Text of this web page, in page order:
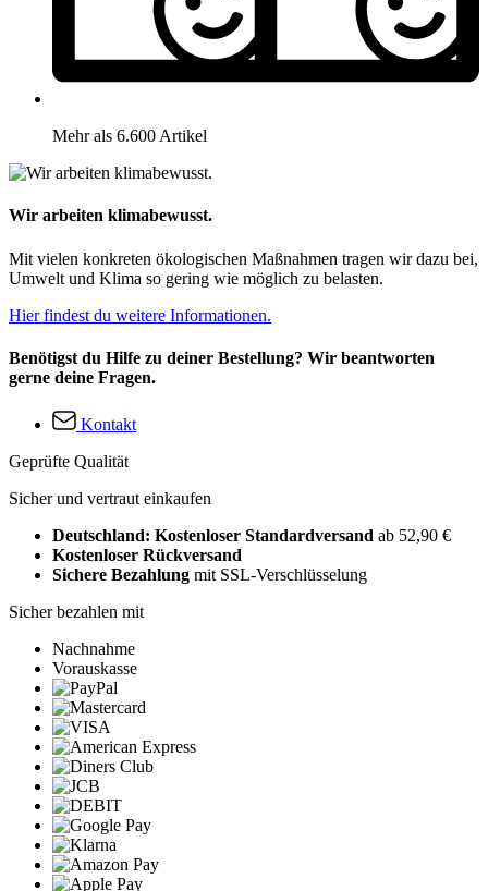
Mehr als 6.600 Artikel
Wir arbeiten klimabewusst.
Mit vielen konkreten ökologischen Maßnahmen tragen wir dazu bei,
Umwelt und Klima so gering wie möglich zu belasten.
Hier findest du weitere Informationen.
Benötigst du Hilfe zu deiner Bestellung? Wir beantworten
gerne deine Fragen.
Kontakt
Geprüfte Qualität
Sicher und vertraut einkaufen
Deutschland: Kostenloser Standardversand ab 52,90 €
Kostenloser Rückversand
Sichere Bezahlung mit SSL-Verschlüsselung
Sicher bezahlen mit
Nachnahme
Vorauskasse